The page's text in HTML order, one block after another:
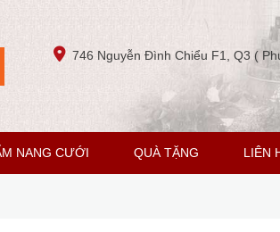
746 Nguyễn Đình Chiểu F1, Q3 (
NANG CƯỚI QUÀ TẶNG LIÊN